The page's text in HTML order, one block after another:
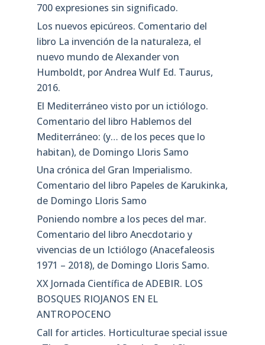
700 expresiones sin significado.
Los nuevos epicúreos. Comentario del
libro La invención de la naturaleza, el
nuevo mundo de Alexander von
Humboldt, por Andrea Wulf Ed. Taurus,
2016.
El Mediterráneo visto por un ictiólogo.
Comentario del libro Hablemos del
Mediterráneo: (y… de los peces que lo
habitan), de Domingo Lloris Samo
Una crónica del Gran Imperialismo.
Comentario del libro Papeles de Karukinka,
de Domingo Lloris Samo
Poniendo nombre a los peces del mar.
Comentario del libro Anecdotario y
vivencias de un Ictiólogo (Anacefaleosis
1971 – 2018), de Domingo Lloris Samo.
XX Jornada Científica de ADEBIR. LOS
BOSQUES RIOJANOS EN EL
ANTROPOCENO
Call for articles. Horticulturae special issue